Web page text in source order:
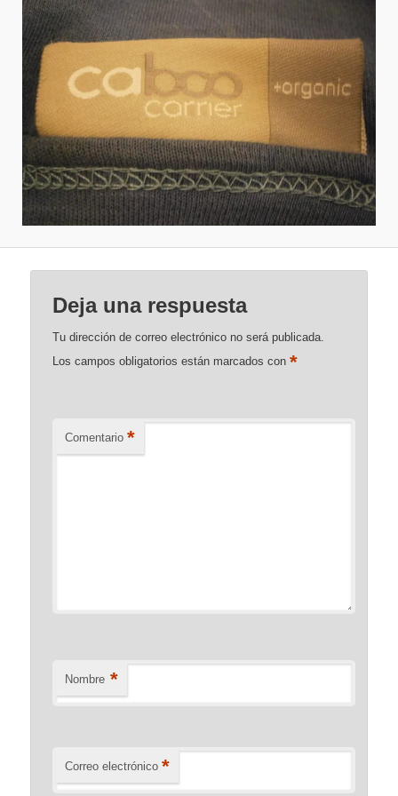
Deja una respuesta
Tu dirección de correo electrónico no será publicada.
Los campos obligatorios están marcados con*
Comentario *
Nombre *
Correo electrónico *